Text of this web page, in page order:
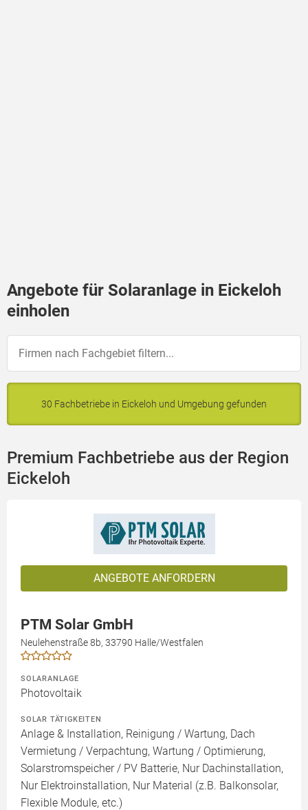
Angebote für Solaranlage in Eickeloh
einholen
30 Fachbetriebe in Eickeloh und Umgebung gefunden
Premium Fachbetriebe aus der Region
Eickeloh
ANGEBOTE ANFORDERN
PTM Solar GmbH
Neulehenstraße 8b, 33790 Halle/Westfalen
SOLARANLAGE
Photovoltaik
SOLAR TÄTIGKEITEN
Anlage & Installation, Reinigung / Wartung, Dach
Vermietung / Verpachtung, Wartung / Optimierung,
Solarstromspeicher / PV Batterie, Nur Dachinstallation,
Nur Elektroinstallation, Nur Material (z.B. Balkonsolar,
Flexible Module, etc.)